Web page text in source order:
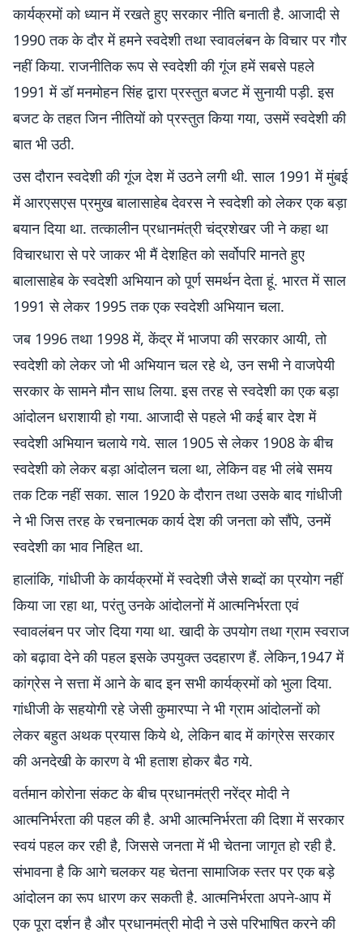
कार्यक्रमों को ध्यान में रखते हुए सरकार नीति बनाती है. आजादी से
1990 तक के दौर में हमने स्वदेशी तथा स्वावलंबन के विचार पर गौर
नहीं किया. राजनीतिक रूप से स्वदेशी की गूंज हमें सबसे पहले
1991 में डॉ मनमोहन सिंह द्वारा प्रस्तुत बजट में सुनायी पड़ी. इस
बजट के तहत जिन नीतियों को प्रस्तुत किया गया, उसमें स्वदेशी की
बात भी उठी.
उस दौरान स्वदेशी की गूंज देश में उठने लगी थी. साल 1991 में मुंबई
में आरएसएस प्रमुख बालासाहेब देवरस ने स्वदेशी को लेकर एक बड़ा
बयान दिया था. तत्कालीन प्रधानमंत्री चंद्रशेखर जी ने कहा था
विचारधारा से परे जाकर भी मैं देशहित को सर्वोपरि मानते हुए
बालासाहेब के स्वदेशी अभियान को पूर्ण समर्थन देता हूं. भारत में साल
1991 से लेकर 1995 तक एक स्वदेशी अभियान चला.
जब 1996 तथा 1998 में, केंद्र में भाजपा की सरकार आयी, तो
स्वदेशी को लेकर जो भी अभियान चल रहे थे, उन सभी ने वाजपेयी
सरकार के सामने मौन साध लिया. इस तरह से स्वदेशी का एक बड़ा
आंदोलन धराशायी हो गया. आजादी से पहले भी कई बार देश में
स्वदेशी अभियान चलाये गये. साल 1905 से लेकर 1908 के बीच
स्वदेशी को लेकर बड़ा आंदोलन चला था, लेकिन वह भी लंबे समय
तक टिक नहीं सका. साल 1920 के दौरान तथा उसके बाद गांधीजी
ने भी जिस तरह के रचनात्मक कार्य देश की जनता को सौंपे, उनमें
स्वदेशी का भाव निहित था.
हालांकि, गांधीजी के कार्यक्रमों में स्वदेशी जैसे शब्दों का प्रयोग नहीं
किया जा रहा था, परंतु उनके आंदोलनों में आत्मनिर्भरता एवं
स्वावलंबन पर जोर दिया गया था. खादी के उपयोग तथा ग्राम स्वराज
को बढ़ावा देने की पहल इसके उपयुक्त उदहारण हैं. लेकिन,1947 में
कांग्रेस ने सत्ता में आने के बाद इन सभी कार्यक्रमों को भुला दिया.
गांधीजी के सहयोगी रहे जेसी कुमारप्पा ने भी ग्राम आंदोलनों को
लेकर बहुत अथक प्रयास किये थे, लेकिन बाद में कांग्रेस सरकार
की अनदेखी के कारण वे भी हताश होकर बैठ गये.
वर्तमान कोरोना संकट के बीच प्रधानमंत्री नरेंद्र मोदी ने
आत्मनिर्भरता की पहल की है. अभी आत्मनिर्भरता की दिशा में सरकार
स्वयं पहल कर रही है, जिससे जनता में भी चेतना जागृत हो रही है.
संभावना है कि आगे चलकर यह चेतना सामाजिक स्तर पर एक बड़े
आंदोलन का रूप धारण कर सकती है. आत्मनिर्भरता अपने-आप में
एक पूरा दर्शन है और प्रधानमंत्री मोदी ने उसे परिभाषित करने की